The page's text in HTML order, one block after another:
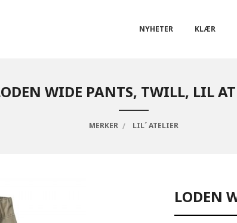
NYHETER KLÆR
WIDE PANTS, TWILL, LIL
MERKER LIL´ ATELIER
LODEN